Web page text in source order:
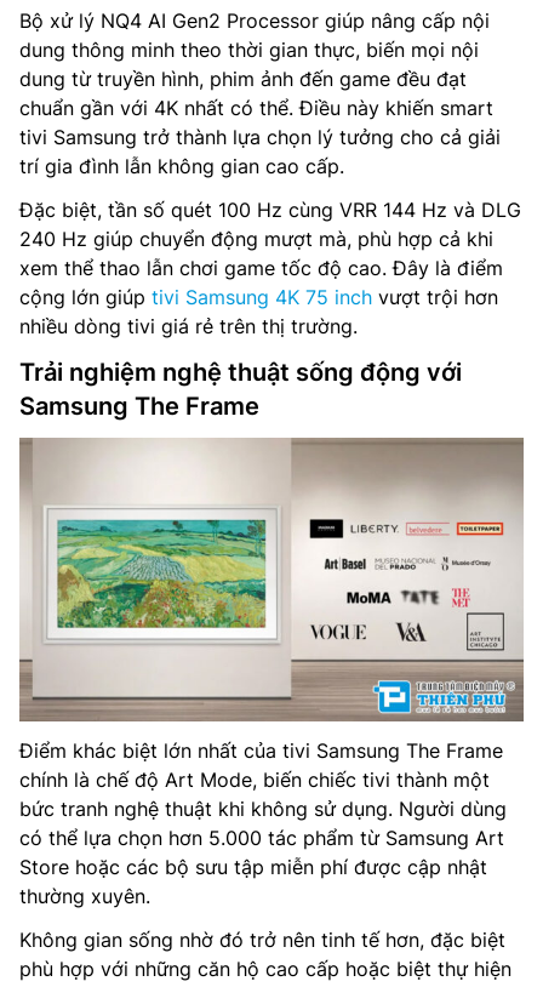
Bộ xử lý NQ4 AI Gen2 Processor giúp nâng cấp nội
dung thông minh theo thời gian thực, biến mọi nội
dung từ truyền hình, phim ảnh đến game đều đạt
chuẩn gần với 4K nhất có thể. Điều này khiến smart
tivi Samsung trở thành lựa chọn lý tưởng cho cả giải
trí gia đình lẫn không gian cao cấp.
Đặc biệt, tần số quét 100 Hz cùng VRR 144 Hz và DLG
240 Hz giúp chuyển động mượt mà, phù hợp cả khi
xem thể thao lẫn chơi game tốc độ cao. Đây là điểm
cộng lớn giúp tivi Samsung 4K 75 inch vượt trội hơn
nhiều dòng tivi giá rẻ trên thị trường.
Trải nghiệm nghệ thuật sống động với
Samsung The Frame
Điểm khác biệt lớn nhất của tivi Samsung The Frame
chính là chế độ Art Mode, biến chiếc tivi thành một
bức tranh nghệ thuật khi không sử dụng. Người dùng
có thể lựa chọn hơn 5.000 tác phẩm từ Samsung Art
Store hoặc các bộ sưu tập miễn phí được cập nhật
thường xuyên.
Không gian sống nhờ đó trở nên tinh tế hơn, đặc biệt
phù hợp với những căn hộ cao cấp hoặc biệt thự hiện